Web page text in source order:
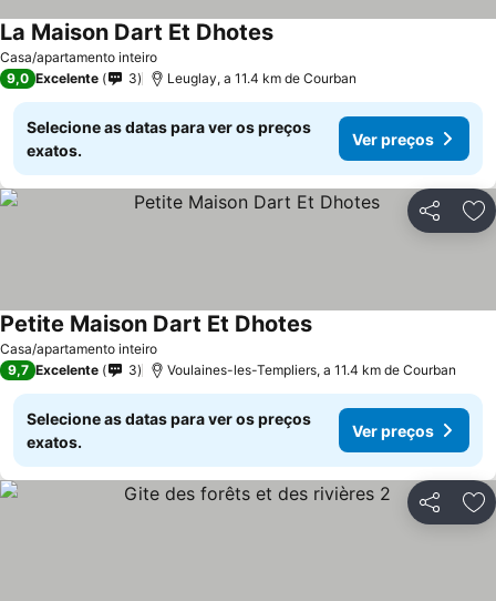
Casa/apartamento inteiro
La Maison Dart Et DhotesVer preços
9,0 Excelente 3 Leuglay, a 11.4 km de Courban
Selecione as datas para ver os preços
exatos.
Ver preços
Partilhar
Casa/apartamento inteiro
Petite Maison Dart Et DhotesVer preços
9,7 Excelente 3 Voulaines-les-Templiers, a 11.4 km de Courban
Selecione as datas para ver os preços
exatos.
Ver preços
Partilhar